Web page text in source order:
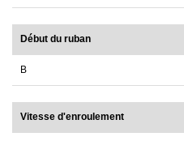
Début du ruban
B
Vitesse d'enroulement